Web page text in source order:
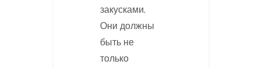
закусками.
Они должны
быть не
только